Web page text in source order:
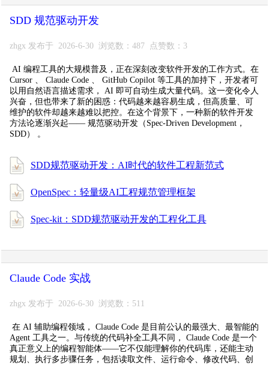
SDD 规范驱动开发
zhgx 发布于 2026-6-30 浏览数：487 点赞数：3
AI 编程工具的大规模普及，正在深刻改变软件开发的工作方式。在
Cursor 、 Claude Code 、 GitHub Copilot 等工具的加持下，开发者可
以用自然语言描述需求， AI 即可自动生成大量代码。这一变化令人
兴奋，但也带来了新的困惑：代码越来越容易生成，但高质量、可
维护的软件却越来越难以把控。在这个背景下，一种新的软件开发
方法论逐渐兴起—— 规范驱动开发（Spec-Driven Development，
SDD） 。
SDD规范驱动开发：AI时代的软件工程新范式
OpenSpec：轻量级AI工程规范管理框架
Spec-kit：SDD规范驱动开发的工程化工具
Claude Code 实战
zhgx 发布于 2026-6-30 浏览数：511
在 AI 辅助编程领域， Claude Code 是目前公认的最强大、最智能的
Agent 工具之一。与传统的代码补全工具不同， Claude Code 是一个
真正意义上的编程智能体——它不仅能理解你的代码库，还能主动
规划、执行多步骤任务，包括读取文件、运行命令、修改代码、创